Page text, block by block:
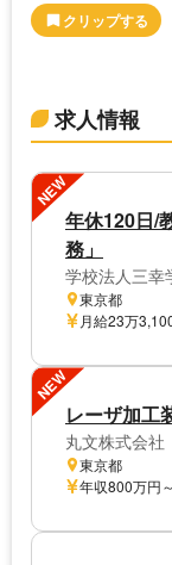
求人情報
NEW
年休120日/
務」
学校法人三幸
東京都
月給23万
NEW
レーザ加工
丸文株式会社
東京都
年収800万円